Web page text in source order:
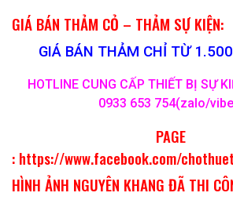
GIÁ BÁN THẢM CỎ – THẢM SỰ KIỆN:
GIÁ BÁN THẢM CHỈ TỪ
HOTLINE CUNG CẤP THIẾT BỊ SỰ
0933 653 754(zalo/
PAGE
: https://www.facebook.com/
HÌNH ẢNH NGUYÊN KHANG ĐÃ THI